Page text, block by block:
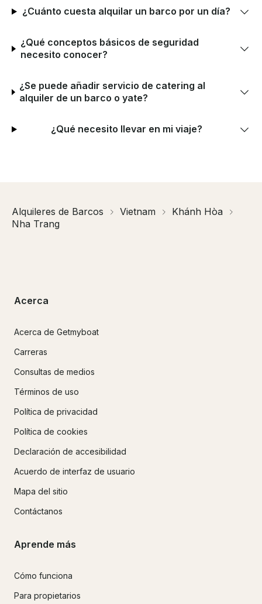
¿Cuánto cuesta alquilar un barco por un día?
¿Qué conceptos básicos de seguridad
necesito conocer?
¿Se puede añadir servicio de catering al
alquiler de un barco o yate?
¿Qué necesito llevar en mi viaje?
Alquileres de Barcos Vietnam
Khánh Hòa
Nha Trang
Acerca
Acerca de Getmyboat
Carreras
Consultas de medios
Términos de uso
Política de privacidad
Política de cookies
Declaración de accesibilidad
Acuerdo de interfaz de usuario
Mapa del sitio
Contáctanos
Aprende más
Cómo funciona
Para propietarios